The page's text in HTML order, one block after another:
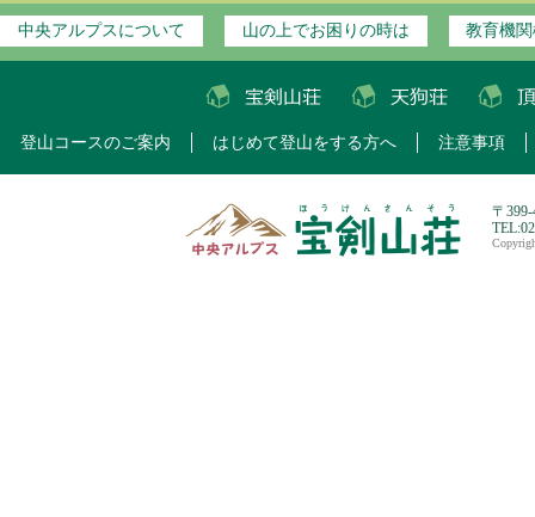
中央アルプスについて 山の上でお困りの時は 教育機
登山コースのご案内 はじめて登山をする方へ 注意事項
〒